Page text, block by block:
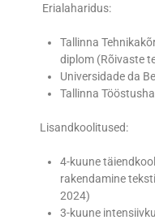
Erialaharidus:
Tallinna
diplom (Rõivaste
Universidade da
Tallinna
Lisandkoolitused:
4-kuune
rakendamine
2024)
3-kuune